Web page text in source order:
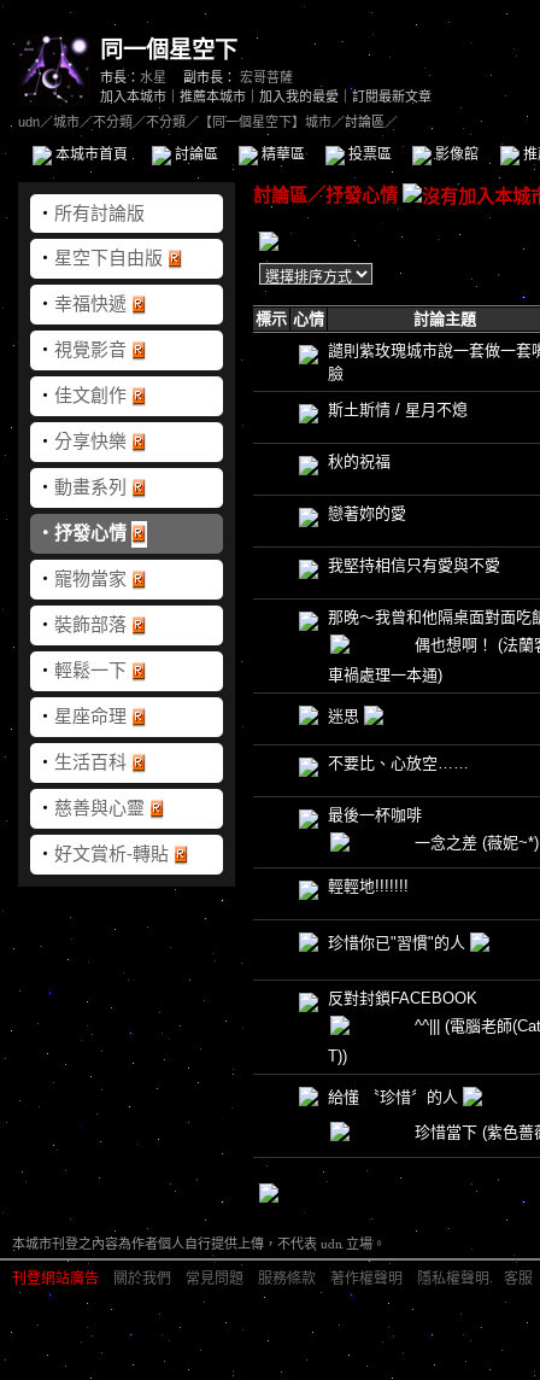
同一個星空下
市長： 水星 副市長： 宏哥菩薩
加入本城市
推薦本城市 加入我的最愛
訂閱最新文章
udn／城市／不分類 ／不分類 ／ 【同一個星空下】城市／討論區／
本城市首頁 討論區 精華區 投票區 影像館
‧ 所有討論版
‧ 星空下自由版
‧ 幸福快遞
‧ 視覺影音
‧ 佳文創作
‧ 分享快樂
‧ 動畫系列
‧ 抒發心情
‧ 寵物當家
‧ 裝飾部落
‧ 輕鬆一下
‧ 星座命理
‧ 生活百科
‧ 慈善與心靈
‧ 好文賞析-轉貼
討論區／抒發心情
標示 心情
討論主題
譴則紫玫瑰城市說一套做一套
臉
斯土斯情 / 星月不熄
秋的祝福
戀著妳的愛
我堅持相信只有愛與不愛
那晚～我曾和他隔桌面對面吃
偶也想啊！ (法蘭
車禍處理一本通)
迷思
不要比、心放空……
最後一杯咖啡
一念之差 (薇妮~*)
輕輕地!!!!!!!
珍惜你已"習慣"的人
反對封鎖FACEBOOK
^^||| (電腦老師
T))
給懂 〝珍惜〞的人
珍惜當下 (紫色薔
本城市刊登之內容為作者個人自行提供上傳，不代表 udn 立場。
刊登網站廣告 關於我們 常見問題 服務條款 著作權聲明 隱私權聲明 ︱ 客服